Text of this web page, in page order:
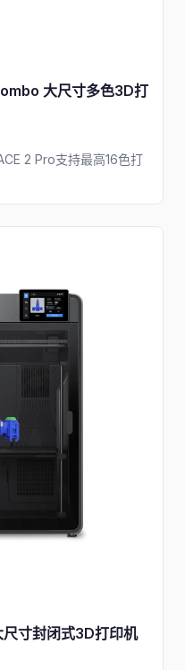
大尺寸多色3D打
2 Pro支持最高16色打
寸封闭式3D打印机